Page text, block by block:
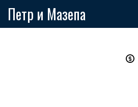
Петр и Мазепа